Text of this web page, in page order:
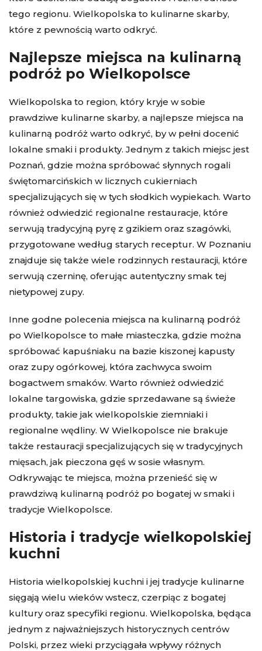
tego regionu. Wielkopolska to kulinarne skarby,
które z pewnością warto odkryć.
Najlepsze miejsca na kulinarną
podróż po Wielkopolsce
Wielkopolska to region, który kryje w sobie
prawdziwe kulinarne skarby, a najlepsze miejsca na
kulinarną podróż warto odkryć, by w pełni docenić
lokalne smaki i produkty. Jednym z takich miejsc jest
Poznań, gdzie można spróbować słynnych rogali
świętomarcińskich w licznych cukierniach
specjalizujących się w tych słodkich wypiekach. Warto
również odwiedzić regionalne restauracje, które
serwują tradycyjną pyrę z gzikiem oraz szagówki,
przygotowane według starych receptur. W Poznaniu
znajduje się także wiele rodzinnych restauracji, które
serwują czerninę, oferując autentyczny smak tej
nietypowej zupy.
Inne godne polecenia miejsca na kulinarną podróż
po Wielkopolsce to małe miasteczka, gdzie można
spróbować kapuśniaku na bazie kiszonej kapusty
oraz zupy ogórkowej, która zachwyca swoim
bogactwem smaków. Warto również odwiedzić
lokalne targowiska, gdzie sprzedawane są świeże
produkty, takie jak wielkopolskie ziemniaki i
regionalne wędliny. W Wielkopolsce nie brakuje
także restauracji specjalizujących się w tradycyjnych
mięsach, jak pieczona gęś w sosie własnym.
Odkrywając te miejsca, można przenieść się w
prawdziwą kulinarną podróż po bogatej w smaki i
tradycje Wielkopolsce.
Historia i tradycje wielkopolskiej
kuchni
Historia wielkopolskiej kuchni i jej tradycje kulinarne
sięgają wielu wieków wstecz, czerpiąc z bogatej
kultury oraz specyfiki regionu. Wielkopolska, będąca
jednym z najważniejszych historycznych centrów
Polski, przez wieki przyciągała wpływy różnych